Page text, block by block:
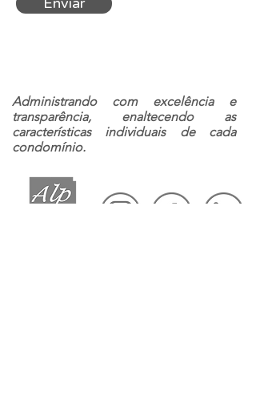
Administrando com excelência e
transparência, enaltecendo as
características individuais de cada
condomínio.